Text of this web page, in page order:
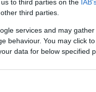
to third parties on the
third parties.
services and may
behaviour. You may click
data for below specified